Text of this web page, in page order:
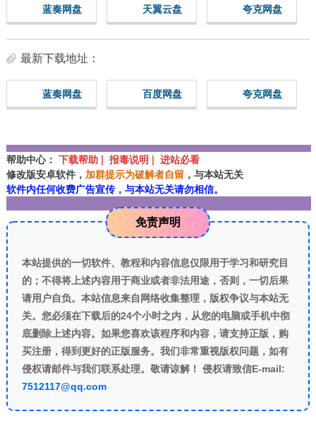
蓝奏网盘 天翼云盘 夸克网盘
最新下载地址：
蓝奏网盘 百度网盘 夸克网盘
帮助中心： 下载帮助 | 报毒说明 | 进站必看
修改版安卓软件， 加群提示为破解者自留 ，与本站无关
软件内任何收费广告宣传，与本站无关请勿相信。
免责声明
本站提供的一切软件、教程和内容信息仅限用于学习和研究目
的；不得将上述内容用于商业或者非法用途，否则，一切后果
请用户自负。本站信息来自网络收集整理，版权争议与本站无
关。您必须在下载后的24个小时之内，从您的电脑或手机中彻
底删除上述内容。如果您喜欢该程序和内容，请支持正版，购
买注册，得到更好的正版服务。我们非常重视版权问题，如有
侵权请邮件与我们联系处理。敬请谅解！ 侵权请致信E-mail:
7512117@qq.com